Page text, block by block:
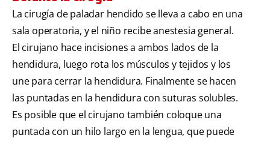
La cirugía de paladar hendido se lleva a cabo en una
sala operatoria, y el niño recibe anestesia general.
El cirujano hace incisiones a ambos lados de la
hendidura, luego rota los músculos y tejidos y los
une para cerrar la hendidura. Finalmente se hacen
las puntadas en la hendidura con suturas solubles.
Es posible que el cirujano también coloque una
puntada con un hilo largo en la lengua, que puede